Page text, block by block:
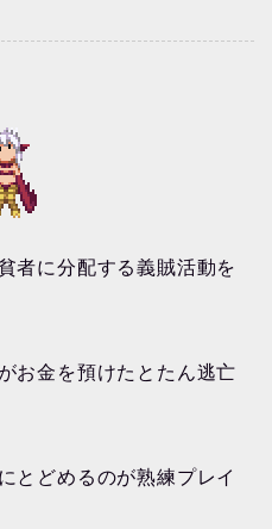
者に分配する義賊活動を
お金を預けたとたん逃亡
とどめるのが熟練プレイ